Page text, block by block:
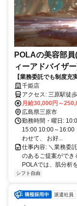
POLAの美容部
ィーアドバイザ
【業務委託でも制度
くお試し♪お客様も自
千姫店
アクセス: 三原駅徒歩５分、国道２号線『三原警察署入口』交差点そ
ば
月給30,000円～
広島県三原市
勤務時間・曜日:
15:00 10:00～16:00
わせて、 お好...
仕事内容: ＼業務委
のあるご提案ができ
POLAでは、肌分析
シフト自由
派遣社員